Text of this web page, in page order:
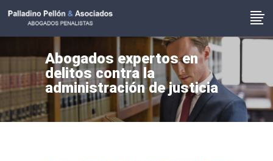
Abogados expertos en
delitos contra la
administración de justicia